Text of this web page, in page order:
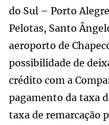
do Sul – Porto
Pelotas, Santo
aeroporto de
possibilidade de
crédito com a
pagamento da taxa
taxa de remarcação